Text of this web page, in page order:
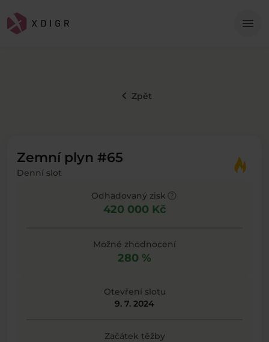
menu
keyboard_arrow_left Zpět
Zemní plyn #65
Denní slot
Odhadovaný zisk
420 000 Kč
Možné zhodnocení
280 %
Otevření slotu
9. 7. 2024
Začátek těžby